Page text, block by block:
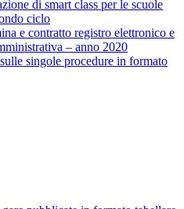
di smart class per le scuole
ciclo
e contratto registro elettronico e
– anno 2020
singole procedure in formato